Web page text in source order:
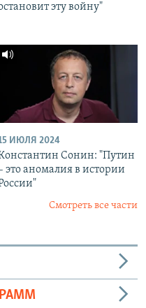
эту войну"
ИЮЛЯ 2024
Сонин: "Путин
это аномалия в истории
Смотреть все части